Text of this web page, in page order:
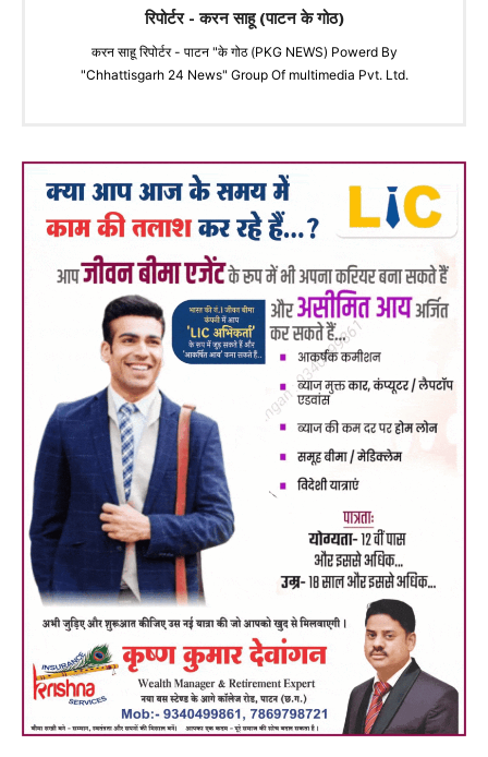
रिपोर्टर - करन साहू (पाटन के गोठ)
करन साहू रिपोर्टर - पाटन "के गोठ (PKG NEWS) Powerd By
"Chhattisgarh 24 News" Group Of multimedia Pvt. Ltd.